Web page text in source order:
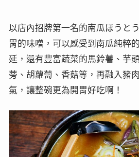
以店內招牌第一名的南瓜ほうと
胃的味噌，可以感受到南瓜純粹
延，還有豐富蔬菜的馬鈴薯、芋
蒡、胡蘿蔔、香菇等，再融入豬
氣，讓整碗更為開胃好吃啊！